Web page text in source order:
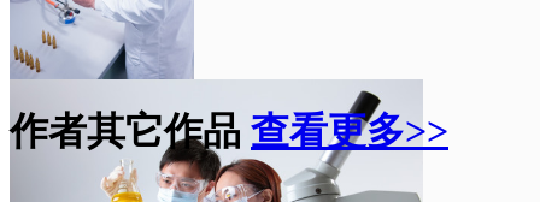
作者其它作品 查看更多>>